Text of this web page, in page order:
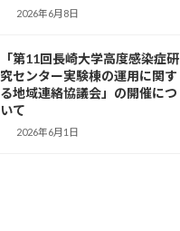
2026年6月8日
「第11回長崎大学高度感染症研
究センター実験棟の運用に関す
る地域連絡協議会」の開催につ
いて
2026年6月1日